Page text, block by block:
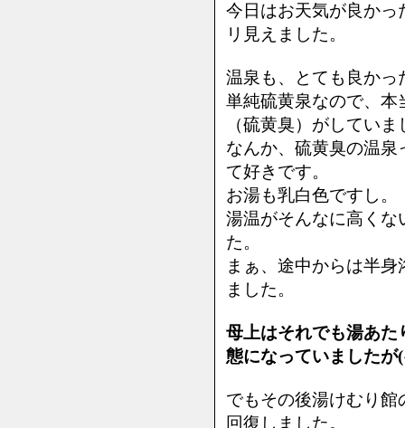
今日はお天気が良かっ
リ見えました。
温泉も、とても良かっ
単純硫黄泉なので、本
（硫黄臭）がしていま
なんか、硫黄臭の温
て好きです。
お湯も乳白色ですし。
湯温がそんなに高くな
た。
まぁ、途中からは半
ました。
母上はそれでも湯あた
態になっていましたが
でもその後湯けむり
回復しました。